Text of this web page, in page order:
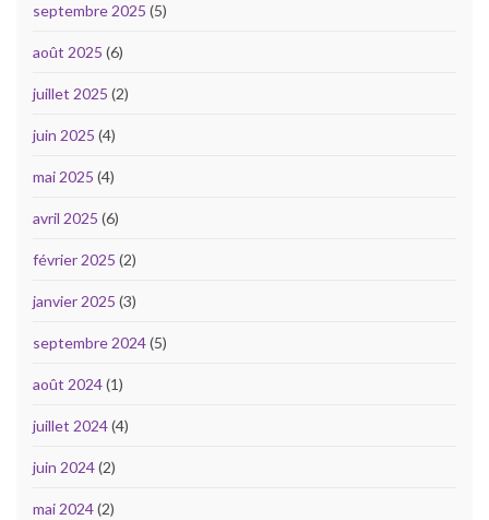
septembre 2025 (5)
août 2025 (6)
juillet 2025 (2)
juin 2025 (4)
mai 2025 (4)
avril 2025 (6)
février 2025 (2)
janvier 2025 (3)
septembre 2024(5)
août 2024(1)
juillet 2024(4)
juin 2024(2)
mai 2024(2)